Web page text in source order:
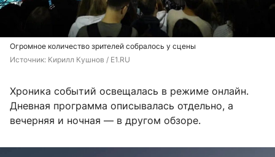
Огромное количество зрителей собралось у сцены
Источник: Кирилл Кушнов / E1.RU
Хроника событий освещалась в режиме онлайн.
Дневная программа описывалась отдельно, а
вечерняя и ночная — в другом обзоре.